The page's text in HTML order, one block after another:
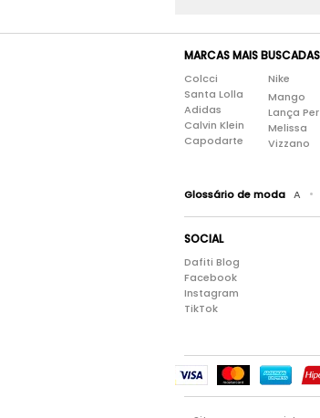
MARCAS MAIS BUSCADAS
Colcci
Santa Lolla
Adidas
Calvin Klein
Capodarte
Nike
Mango
Lança
Melissa
Vizzano
Glossário de moda A •
SOCIAL
Dafiti Blog
Facebook
Instagram
TikTok